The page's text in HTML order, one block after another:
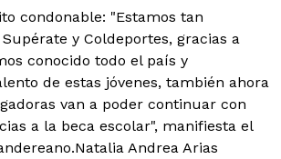
condonable: "Estamos tan
y Coldeportes, gracias a
conocido todo el país y
de estas jóvenes, también ahora
van a poder continuar con
a la beca escolar", manifiesta el
Natalia Andrea Arias